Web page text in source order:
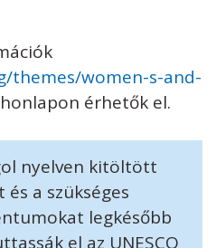
themes/women-s-and-
honlapon érhetők el.
nyelven kitöltött
a szükséges
legkésőbb
el az UNESCO